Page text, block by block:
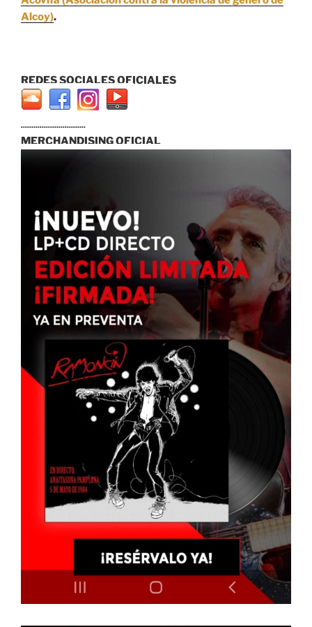
Alcoy).
REDES SOCIALES OFICIALES
...............................
MERCHANDISING OFICIAL